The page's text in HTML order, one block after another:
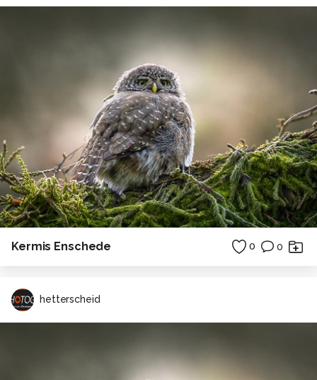
Kermis Enschede 0 0
hetterscheid